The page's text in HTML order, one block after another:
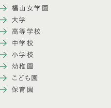
椙山女学園
大学
高等学校
中学校
小学校
幼稚園
こども園
保育園